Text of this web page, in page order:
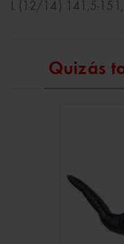
L (12/14) 141,5-
Quizás